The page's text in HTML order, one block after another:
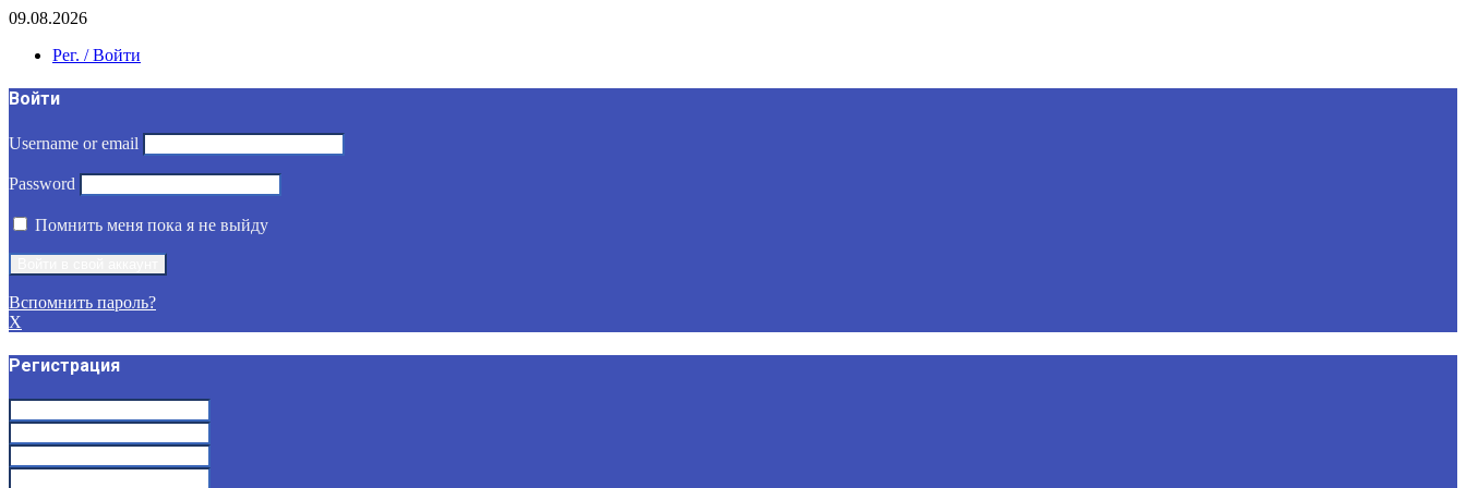
09.08.2026
Рег. / Войти
Войти
Username or email
Password
Помнить меня пока я не выйду
Вспомнить пароль?
X
Регистрация